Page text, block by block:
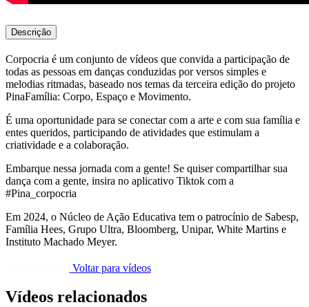
Descrição
Corpocria é um conjunto de vídeos que convida a participação de
todas as pessoas em danças conduzidas por versos simples e
melodias ritmadas, baseado nos temas da terceira edição do projeto
PinaFamília: Corpo, Espaço e Movimento.
É uma oportunidade para se conectar com a arte e com sua família e
entes queridos, participando de atividades que estimulam a
criatividade e a colaboração.
Embarque nessa jornada com a gente! Se quiser compartilhar sua
dança com a gente, insira no aplicativo Tiktok com a
#Pina_corpocria
Em 2024, o Núcleo de Ação Educativa tem o patrocínio de Sabesp,
Família Hees, Grupo Ultra, Bloomberg, Unipar, White Martins e
Instituto Machado Meyer.
Voltar para vídeos
Vídeos relacionados